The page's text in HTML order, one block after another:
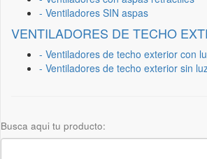
- Ventiladores SIN aspas
VENTILADORES DE TECHO
- Ventiladores de techo exterior con
- Ventiladores de techo exterior sin
Busca aqui tu producto: